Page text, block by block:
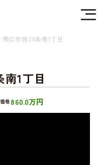
帯広市西24条南1丁目
1丁目
格 860.0万円
よろしいですか? 当社ではお客様の
ついて、およびご質問がある場合
をご覧ください。